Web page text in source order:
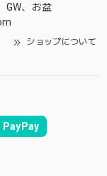
GW、お盆
ショップについて
PayPay